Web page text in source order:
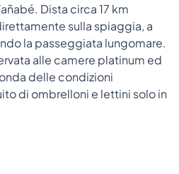
Dista circa 17 km
sulla spiaggia, a
la passeggiata lungomare.
alle camere platinum ed
delle condizioni
di ombrelloni e lettini solo in